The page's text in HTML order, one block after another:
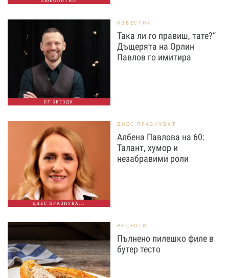
БГ ЗВЕЗДИ
ИЗВЕСТНИ
Така ли го правиш, тате?“
Дъщерята на Орлин
Павлов го имитира
ДНЕС ПРАЗНУВА...
ДНЕС ПРАЗНУВАТ
Албена Павлова на 60:
Талант, хумор и
незабравими роли
РЕЦЕПТИ
Пълнено пилешко филе в
бутер тесто